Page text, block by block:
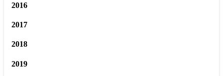
2016
2017
2018
2019